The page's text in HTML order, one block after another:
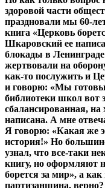
здоровой части
праздновали мы 60-
книга «Церковь
Шкаровский ее
блокады в
жертвовали на
как-то послужить и
и говорю: «Мы готовы
библиотеки школ вот
сбалансированная,
написана. А мне
Я говорю: «Какая же
история!» Но
узнал, что все-таки
книгу, но оформляют
борется за мир», а
партизанщина, верно?